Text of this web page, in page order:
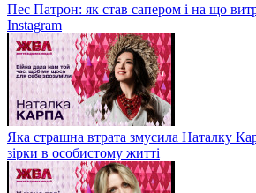
Пес Патрон: як став сапером і на що
Instagram
Яка страшна втрата змусила Наталку
зірки в особистому житті